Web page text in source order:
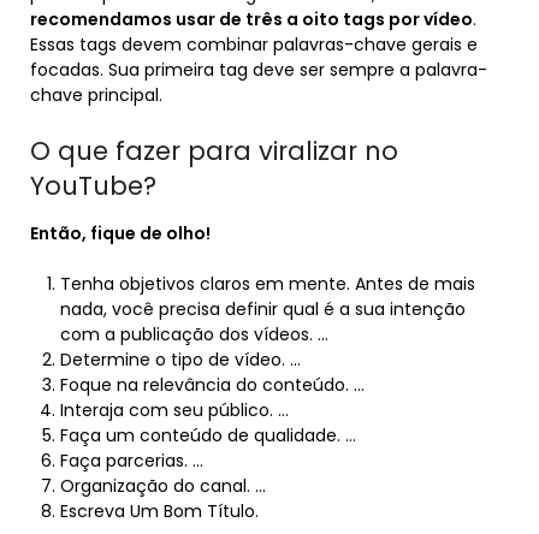
recomendamos usar de três a oito tags por vídeo.
Essas tags devem combinar palavras-chave gerais e
focadas. Sua primeira tag deve ser sempre a palavra-
chave principal.
O que fazer para viralizar no
YouTube?
Então, fique de olho!
Tenha objetivos claros em mente. Antes de mais
nada, você precisa definir qual é a sua intenção
com a publicação dos vídeos. …
Determine o tipo de vídeo. …
Foque na relevância do conteúdo. …
Interaja com seu público. …
Faça um conteúdo de qualidade. …
Faça parcerias. …
Organização do canal. …
Escreva Um Bom Título.